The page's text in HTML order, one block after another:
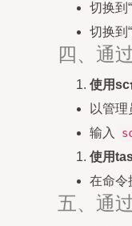
切换到
切换到
四、通
使用sc
以管
输入
使用
在命令
五、通